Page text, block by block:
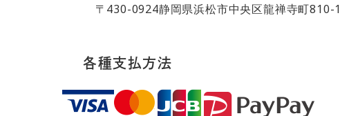
〒430-0924静岡県浜松市中央区龍禅寺町810-1
各種支払方法